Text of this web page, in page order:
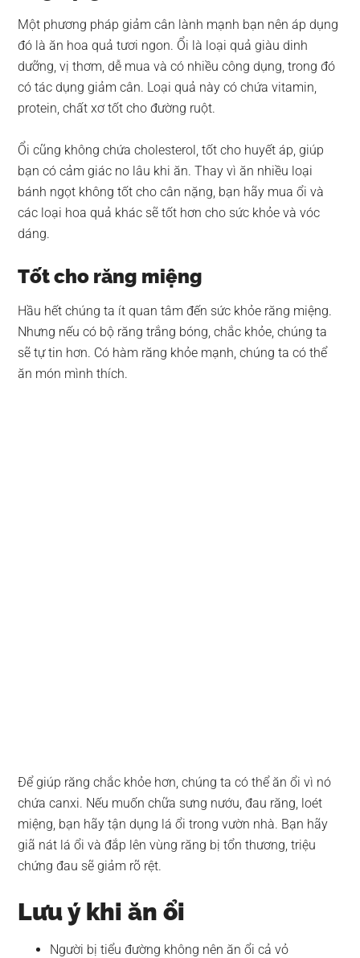
Một phương pháp giảm cân lành mạnh bạn nên áp dụng
đó là ăn hoa quả tươi ngon. Ổi là loại quả giàu dinh
dưỡng, vị thơm, dễ mua và có nhiều công dụng, trong đó
có tác dụng giảm cân. Loại quả này có chứa vitamin,
protein, chất xơ tốt cho đường ruột.
Ổi cũng không chứa cholesterol, tốt cho huyết áp, giúp
bạn có cảm giác no lâu khi ăn. Thay vì ăn nhiều loại
bánh ngọt không tốt cho cân nặng, bạn hãy mua ổi và
các loại hoa quả khác sẽ tốt hơn cho sức khỏe và vóc
dáng.
Tốt cho răng miệng
Hầu hết chúng ta ít quan tâm đến sức khỏe răng miệng.
Nhưng nếu có bộ răng trắng bóng, chắc khỏe, chúng ta
sẽ tự tin hơn. Có hàm răng khỏe mạnh, chúng ta có thể
ăn món mình thích.
Để giúp răng chắc khỏe hơn, chúng ta có thể ăn ổi vì nó
chứa canxi. Nếu muốn chữa sưng nướu, đau răng, loét
miệng, bạn hãy tận dụng lá ổi trong vườn nhà. Bạn hãy
giã nát lá ổi và đắp lên vùng răng bị tổn thương, triệu
chứng đau sẽ giảm rõ rệt.
Lưu ý khi ăn ổi
Người bị tiểu đường không nên ăn ổi cả vỏ